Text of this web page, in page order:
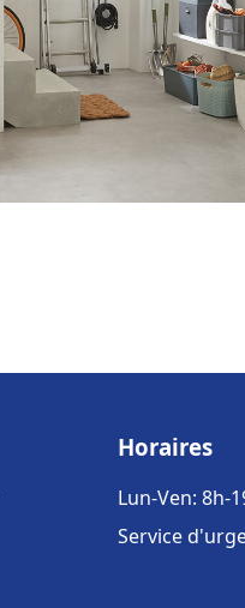
Horaires
Lun-Ven: 8h-
Service